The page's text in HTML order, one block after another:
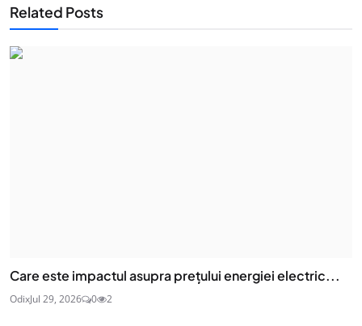
Related Posts
Care este impactul asupra prețului energiei electric...
OdixJul 29, 2026 0 2